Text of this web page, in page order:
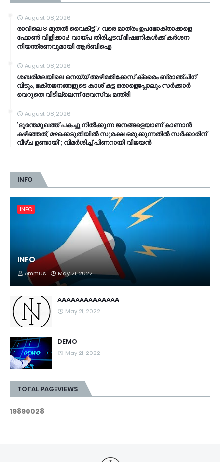
August 08, 2026
രാവിലെ 8 മുതൽ വൈകീട്ട് 7 വരെ മാത്രം ഉപഭോക്താക്കളെ
ഫോൺ വിളിക്കാം! വായ്പ തിരിച്ചടവ് ഭീഷണികൾക്ക് കർശന
നിയന്ത്രണവുമായി ആർബിഐ
August 08, 2026
ശബരിമലയിലെ നെയ്യ് അഴിമതിക്കേസ് ക്രൈം ബ്രാഞ്ചിന്
വിടും, ഭക്തജനങ്ങളുടെ കാശ് കട്ട ഒരാളെപ്പോലും സർക്കാർ
വെറുതെ വിടില്ലെന്ന് ദേവസ്വം മന്ത്രി
August 08, 2026
‘ദുരന്തമുഖത്ത് പകച്ചു നിൽക്കുന്ന ജനങ്ങളെയാണ് കാണാൻ
കഴിഞ്ഞത്, മഴക്കെടുതിയിൽ സുരക്ഷ ഒരുക്കുന്നതിൽ സർക്കാരിന്
വീഴ്ച ഉണ്ടായി’; വിമർശിച്ച് പിണറായി വിജയൻ
INFO
INFO
INFO
Ammus May 21, 2022
AAAAAAAAAAAAAA
May 21, 2022
DEMO
May 21, 2022
TOTAL PAGEVIEWS
19890028